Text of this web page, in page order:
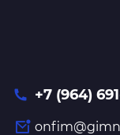
+7 (964)